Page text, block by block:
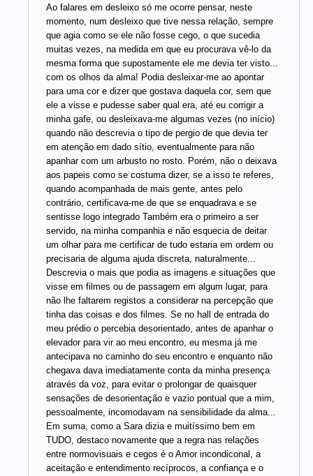
Ao falares em desleixo só me ocorre pensar, neste
momento, num desleixo que tive nessa relação, sempre
que agia como se ele não fosse cego, o que sucedia
muitas vezes, na medida em que eu procurava vê-lo da
mesma forma que supostamente ele me devia ter visto...
com os olhos da alma! Podia desleixar-me ao apontar
para uma cor e dizer que gostava daquela cor, sem que
ele a visse e pudesse saber qual era, até eu corrigir a
minha gafe, ou desleixava-me algumas vezes (no início)
quando não descrevia o tipo de pergio de que devia ter
em atenção em dado sítio, eventualmente para não
apanhar com um arbusto no rosto. Porém, não o deixava
aos papeis como se costuma dizer, se a isso te referes,
quando acompanhada de mais gente, antes pelo
contrário, certificava-me de que se enquadrava e se
sentisse logo integrado Também era o primeiro a ser
servido, na minha companhia e não esquecia de deitar
um olhar para me certificar de tudo estaria em ordem ou
precisaria de alguma ajuda discreta, naturalmente...
Descrevia o mais que podia as imagens e situações que
visse em filmes ou de passagem em algum lugar, para
não lhe faltarem registos a considerar na percepção que
tinha das coisas e dos filmes. Se no hall de entrada do
meu prédio o percebia desorientado, antes de apanhar o
elevador para vir ao meu encontro, eu mesma já me
antecipava no caminho do seu encontro e enquanto não
chegava dava imediatamente conta da minha presença
através da voz, para evitar o prolongar de quaisquer
sensações de desorientação e vazio pontual que a mim,
pessoalmente, incomodavam na sensibilidade da alma...
Em suma, como a Sara dizia e muitíssimo bem em
TUDO, destaco novamente que a regra nas relações
entre normovisuais e cegos é o Amor incondiconal, a
aceitação e entendimento recíprocos, a confiança e o